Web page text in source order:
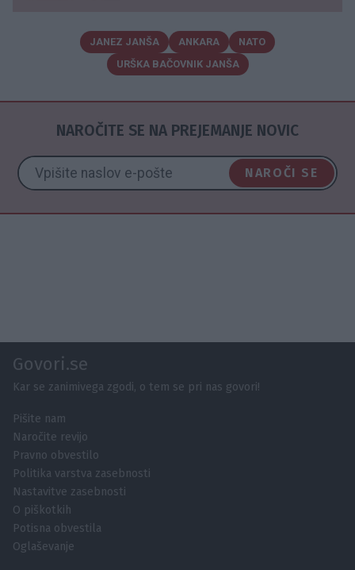
JANEZ JANŠA ANKARA
NATO
URŠKA BAČOVNIK JANŠA
NAROČITE SE NA PREJEMANJE NOVIC
NAROČI SE
Govori.se
Kar se zanimivega zgodi, o tem se pri nas govori!
Pišite nam
Naročite revijo
Pravno obvestilo
Politika varstva zasebnosti
Nastavitve zasebnosti
O piškotkih
Potisna obvestila
Oglaševanje